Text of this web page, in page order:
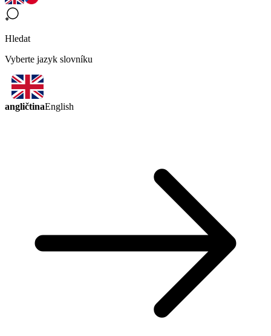
Hledat
Vyberte jazyk slovníku
angličtinaEnglish